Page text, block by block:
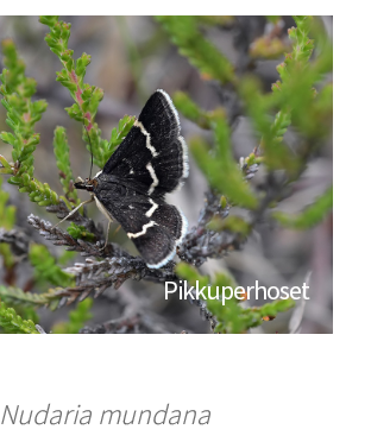
Pikkuperhoset
Nudaria mundana